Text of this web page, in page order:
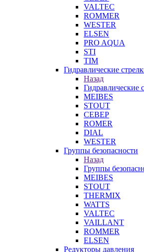
VALTEC
ROMMER
WESTER
ELSEN
PRO AQUA
STI
TIM
Гидравлические
Назад
Гидравлические
MEIBES
STOUT
СЕВЕР
ROMER
DIAL
WESTER
Группы безопасности
Назад
Группы
MEIBES
STOUT
THERMIX
WATTS
VALTEC
VAILLANT
ROMMER
ELSEN
Редукторы давления